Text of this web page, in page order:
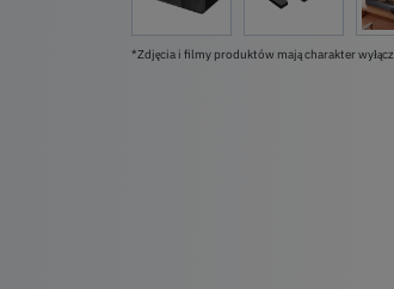
*Zdjęcia i filmy produktów mają charakter